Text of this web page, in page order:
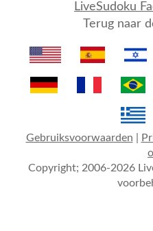
LiveSudoku
Terug naar
Gebruiksvoorwaarden
Copyright; 2006-2026